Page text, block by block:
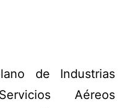
de Industrias
Aéreos